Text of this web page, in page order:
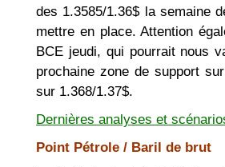
des 1.3585/1.36$ la semaine
mettre en place. Attention
BCE jeudi, qui pourrait nous
prochaine zone de support
sur 1.368/1.37$.
Dernières analyses et
Point Pétrole / Baril de brut